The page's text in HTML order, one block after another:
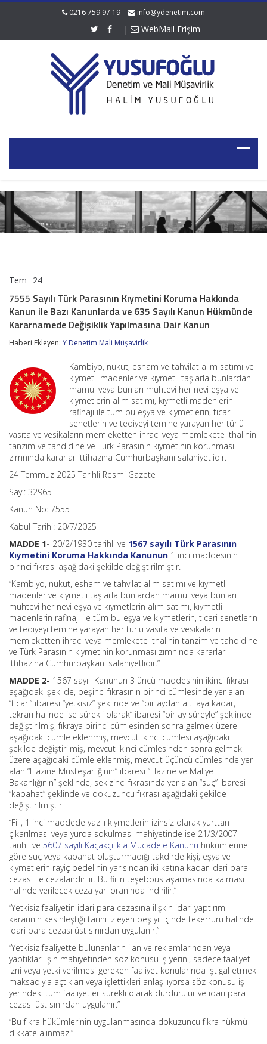
0216 759 97 19 info@ydenetim.com
| WebMail Erişim
Tem 24
Türk
Parasının
Kıymetini
Koruma
Hakkında
Kanunlarda
ve
Sayılı
Kanun
Hükmünde
Kararnamede
Değişiklik
Yapılmasına
Dair
7555 Sayılı Türk Parasının Kıymetini Koruma Hakkında
Kanun ile Bazı Kanunlarda ve 635 Sayılı Kanun Hükmünde
Kararnamede Değişiklik Yapılmasına Dair Kanun
Haberi Ekleyen: Y Denetim Mali Müşavirlik
Kambiyo, nukut, esham ve tahvilat alım satımı ve
kıymetli madenler ve kıymetli taşlarla bunlardan
mamul veya bunları muhtevi her nevi eşya ve
kıymetlerin alım satımı, kıymetli madenlerin
rafinajı ile tüm bu eşya ve kıymetlerin, ticari
senetlerin ve tediyeyi temine yarayan her türlü
vasıta ve vesikaların memleketten ihracı veya memlekete ithalinin
tanzim ve tahdidine ve Türk Parasının kıymetinin korunması
zımnında kararlar ittihazına Cumhurbaşkanı salahiyetlidir.
24 Temmuz 2025 Tarihli Resmi Gazete
Sayı: 32965
Kanun No: 7555
Kabul Tarihi: 20/7/2025
MADDE 1- 20/2/1930 tarihli ve 1567 sayılı Türk Parasının
Kıymetini Koruma Hakkında Kanunun 1 inci maddesinin
birinci fıkrası aşağıdaki şekilde değiştirilmiştir.
“Kambiyo, nukut, esham ve tahvilat alım satımı ve kıymetli
madenler ve kıymetli taşlarla bunlardan mamul veya bunları
muhtevi her nevi eşya ve kıymetlerin alım satımı, kıymetli
madenlerin rafinajı ile tüm bu eşya ve kıymetlerin, ticari senetlerin
ve tediyeyi temine yarayan her türlü vasıta ve vesikaların
memleketten ihracı veya memlekete ithalinin tanzim ve tahdidine
ve Türk Parasının kıymetinin korunması zımnında kararlar
ittihazına Cumhurbaşkanı salahiyetlidir.”
MADDE 2- 1567 sayılı Kanunun 3 üncü maddesinin ikinci fıkrası
aşağıdaki şekilde, beşinci fıkrasının birinci cümlesinde yer alan
“ticari” ibaresi “yetkisiz” şeklinde ve “bir aydan altı aya kadar,
tekrarı halinde ise sürekli olarak” ibaresi “bir ay süreyle” şeklinde
değiştirilmiş, fıkraya birinci cümlesinden sonra gelmek üzere
aşağıdaki cümle eklenmiş, mevcut ikinci cümlesi aşağıdaki
şekilde değiştirilmiş, mevcut ikinci cümlesinden sonra gelmek
üzere aşağıdaki cümle eklenmiş, mevcut üçüncü cümlesinde yer
alan “Hazine Müsteşarlığının” ibaresi “Hazine ve Maliye
Bakanlığının” şeklinde, sekizinci fıkrasında yer alan “suç” ibaresi
“kabahat” şeklinde ve dokuzuncu fıkrası aşağıdaki şekilde
değiştirilmiştir.
“Fiil, 1 inci maddede yazılı kıymetlerin izinsiz olarak yurttan
çıkarılması veya yurda sokulması mahiyetinde ise 21/3/2007
tarihli ve 5607 sayılı Kaçakçılıkla Mücadele Kanunu hükümlerine
göre suç veya kabahat oluşturmadığı takdirde kişi; eşya ve
kıymetlerin rayiç bedelinin yarısından iki katına kadar idari para
cezası ile cezalandırılır. Bu fiilin teşebbüs aşamasında kalması
halinde verilecek ceza yarı oranında indirilir.”
“Yetkisiz faaliyetin idari para cezasına ilişkin idari yaptırım
kararının kesinleştiği tarihi izleyen beş yıl içinde tekerrürü halinde
idari para cezası üst sınırdan uygulanır.”
“Yetkisiz faaliyette bulunanların ilan ve reklamlarından veya
yaptıkları işin mahiyetinden söz konusu iş yerini, sadece faaliyet
izni veya yetki verilmesi gereken faaliyet konularında iştigal etmek
maksadıyla açtıkları veya işlettikleri anlaşılıyorsa söz konusu iş
yerindeki tüm faaliyetler sürekli olarak durdurulur ve idari para
cezası üst sınırdan uygulanır.”
“Bu fıkra hükümlerinin uygulanmasında dokuzuncu fıkra hükmü
dikkate alınmaz.”